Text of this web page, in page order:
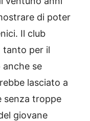
di poter
Il club
tanto per il
se
lasciato a
senza troppe
giovane